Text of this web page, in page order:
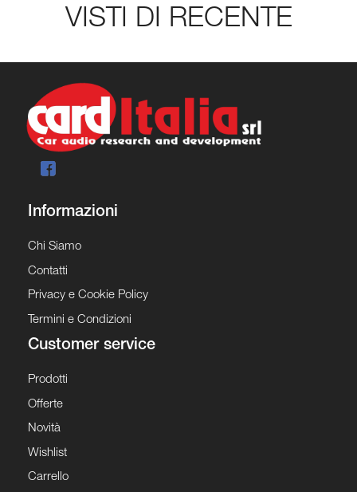
VISTI DI RECENTE
Informazioni
Chi Siamo
Contatti
Privacy e Cookie Policy
Termini e Condizioni
Customer service
Prodotti
Offerte
Novità
Wishlist
Carrello